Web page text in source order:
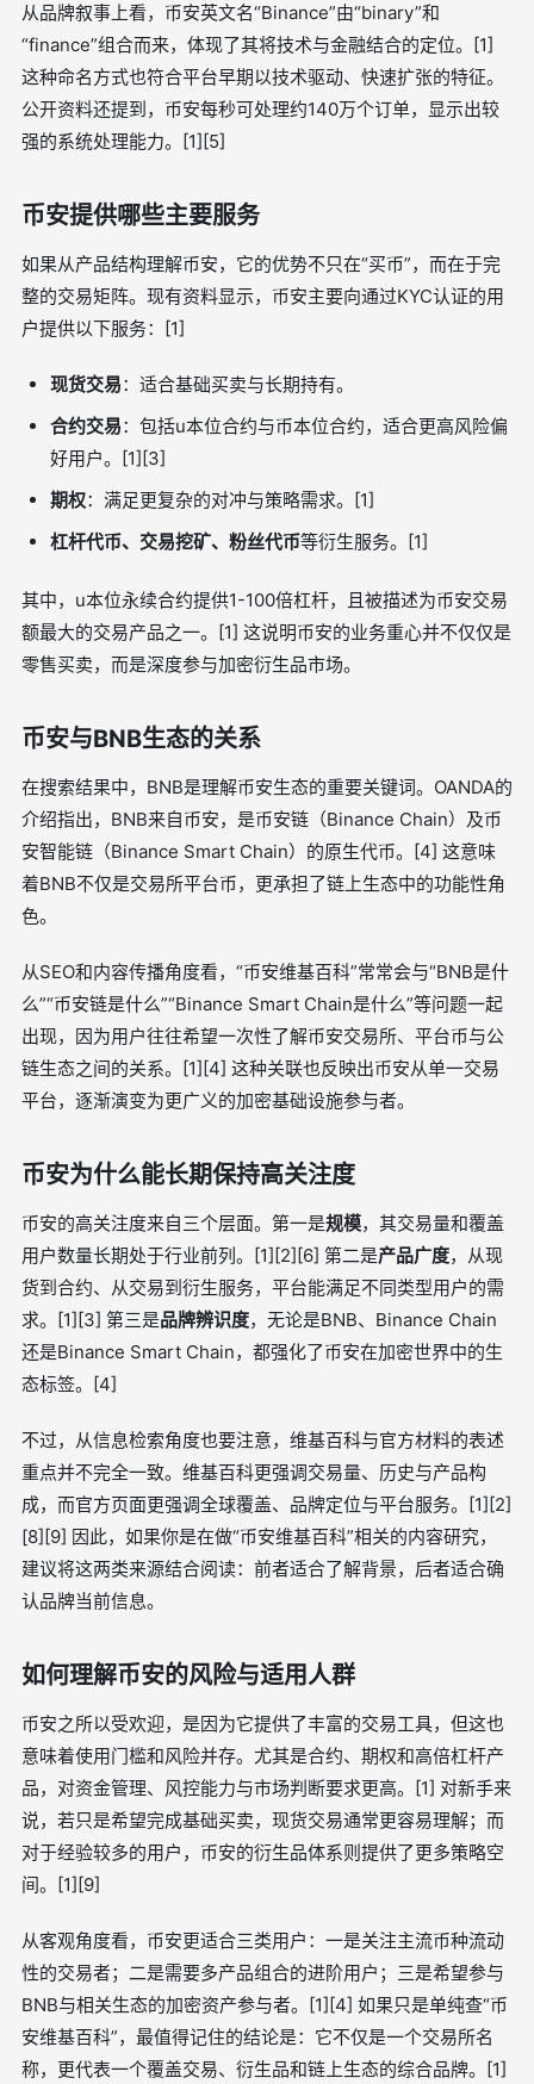
从品牌叙事上看，币安英文名“Binance”由“binary”和
“finance”组合而来，体现了其将技术与金融结合的定位。[1]
这种命名方式也符合平台早期以技术驱动、快速扩张的特征。
公开资料还提到，币安每秒可处理约140万个订单，显示出较
强的系统处理能力。[1][5]
币安提供哪些主要服务
如果从产品结构理解币安，它的优势不只在“买币”，而在于完
整的交易矩阵。现有资料显示，币安主要向通过KYC认证的用
户提供以下服务：[1]
现货交易：适合基础买卖与长期持有。
合约交易：包括u本位合约与币本位合约，适合更高风险偏
好用户。[1][3]
期权：满足更复杂的对冲与策略需求。[1]
杠杆代币、交易挖矿、粉丝代币等衍生服务。[1]
其中，u本位永续合约提供1-100倍杠杆，且被描述为币安交易
额最大的交易产品之一。[1] 这说明币安的业务重心并不仅仅是
零售买卖，而是深度参与加密衍生品市场。
币安与BNB生态的关系
在搜索结果中，BNB是理解币安生态的重要关键词。OANDA的
介绍指出，BNB来自币安，是币安链（Binance Chain）及币
安智能链（Binance Smart Chain）的原生代币。[4] 这意味
着BNB不仅是交易所平台币，更承担了链上生态中的功能性角
色。
从SEO和内容传播角度看，“币安维基百科”常常会与“BNB是什
么”“币安链是什么”“Binance Smart Chain是什么”等问题一起
出现，因为用户往往希望一次性了解币安交易所、平台币与公
链生态之间的关系。[1][4] 这种关联也反映出币安从单一交易
平台，逐渐演变为更广义的加密基础设施参与者。
币安为什么能长期保持高关注度
币安的高关注度来自三个层面。第一是规模，其交易量和覆盖
用户数量长期处于行业前列。[1][2][6] 第二是产品广度，从现
货到合约、从交易到衍生服务，平台能满足不同类型用户的需
求。[1][3] 第三是品牌辨识度，无论是BNB、Binance Chain
还是Binance Smart Chain，都强化了币安在加密世界中的生
态标签。[4]
不过，从信息检索角度也要注意，维基百科与官方材料的表述
重点并不完全一致。维基百科更强调交易量、历史与产品构
成，而官方页面更强调全球覆盖、品牌定位与平台服务。[1][2]
[8][9] 因此，如果你是在做“币安维基百科”相关的内容研究，
建议将这两类来源结合阅读：前者适合了解背景，后者适合确
认品牌当前信息。
如何理解币安的风险与适用人群
币安之所以受欢迎，是因为它提供了丰富的交易工具，但这也
意味着使用门槛和风险并存。尤其是合约、期权和高倍杠杆产
品，对资金管理、风控能力与市场判断要求更高。[1] 对新手来
说，若只是希望完成基础买卖，现货交易通常更容易理解；而
对于经验较多的用户，币安的衍生品体系则提供了更多策略空
间。[1][9]
从客观角度看，币安更适合三类用户：一是关注主流币种流动
性的交易者；二是需要多产品组合的进阶用户；三是希望参与
BNB与相关生态的加密资产参与者。[1][4] 如果只是单纯查“币
安维基百科”，最值得记住的结论是：它不仅是一个交易所名
称，更代表一个覆盖交易、衍生品和链上生态的综合品牌。[1]